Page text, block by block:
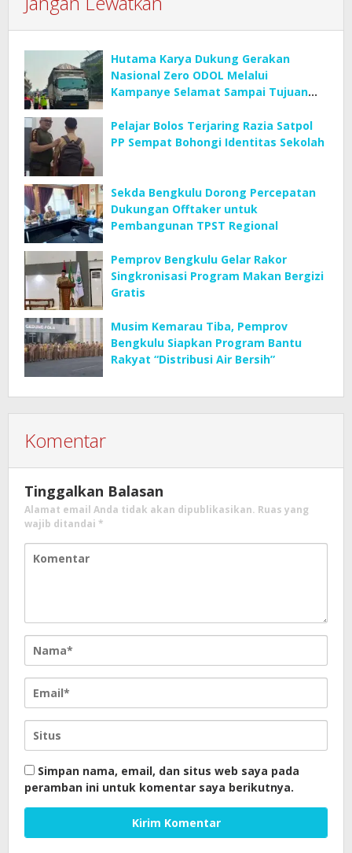
Hutama Karya Dukung Gerakan
Nasional Zero ODOL Melalui
Kampanye Selamat Sampai Tujuan
Pelajar Bolos Terjaring Razia Satpol
PP Sempat Bohongi Identitas Sekolah
Sekda Bengkulu Dorong Percepatan
Dukungan Offtaker untuk
Pembangunan TPST Regional
Pemprov Bengkulu Gelar Rakor
Singkronisasi Program Makan Bergizi
Gratis
Musim Kemarau Tiba, Pemprov
Bengkulu Siapkan Program Bantu
Rakyat “Distribusi Air Bersih”
Komentar
Tinggalkan Balasan
Alamat email Anda tidak akan dipublikasikan. Ruas yang
wajib ditandai *
Simpan nama, email, dan situs web saya pada
peramban ini untuk komentar saya berikutnya.